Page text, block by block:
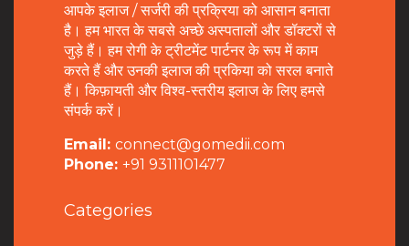
आपके इलाज / सर्जरी की प्रक्रिया को आसान बनाता
है। हम भारत के सबसे अच्छे अस्पतालों और डॉक्टरों से
जुड़े हैं। हम रोगी के ट्रीटमेंट पार्टनर के रूप में काम
करते हैं और उनकी इलाज की प्रकिया को सरल बनाते
हैं। किफ़ायती और विश्व-स्तरीय इलाज के लिए हमसे
संपर्क करें।
Email: connect@gomedii.com
Phone: +91 9311101477
Categories